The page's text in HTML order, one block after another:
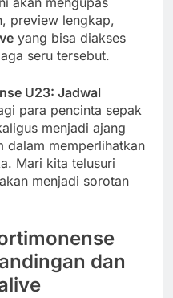
preview lengkap,
yang bisa diakses
seru tersebut.
U23: Jadwal
para pencinta sepak
menjadi ajang
dalam memperlihatkan
Mari kita telusuri
menjadi sorotan
dan